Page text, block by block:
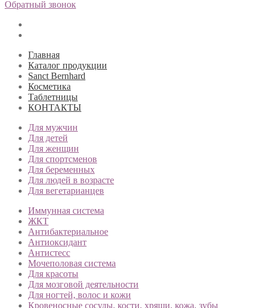
Обратный звонок
Главная
Каталог продукции
Sanct Bernhard
Косметика
Таблетницы
КОНТАКТЫ
Для мужчин
Для детей
Для женщин
Для спортсменов
Для беременных
Для людей в возрасте
Для вегетарианцев
Иммунная система
ЖКТ
Антибактериальное
Антиоксидант
Антистесс
Мочеполовая система
Для красоты
Для мозговой деятельности
Для ногтей, волос и кожи
Кровеносные сосуды, кости, хрящи, кожа, зубы